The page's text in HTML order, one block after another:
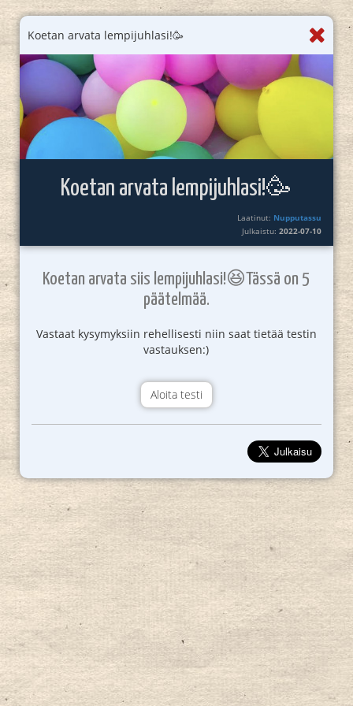
Koetan arvata lempijuhlasi!🥳
Koetan arvata lempijuhlasi!🥳
Laatinut: Nupputassu
Julkaistu:2022-07-10
Koetan arvata siis lempijuhlasi!😆Tässä on 5
päätelmää.
Vastaat kysymyksiin rehellisesti niin saat tietää testin
vastauksen:)
Aloita testi